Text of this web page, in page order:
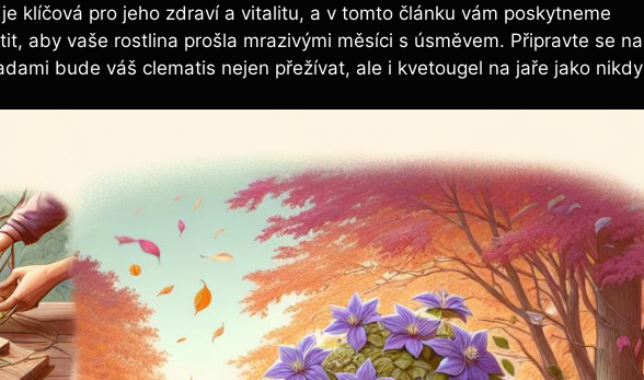
klíčová pro jeho zdraví a vitalitu, a v tomto článku vám poskytneme
aby vaše rostlina prošla mrazivými měsíci s úsměvem. Připravte se na
bude váš clematis nejen přežívat, ale i kvetougel na jaře jako nikdy